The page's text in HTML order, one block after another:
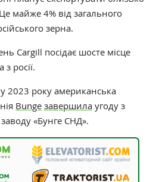
майже 4% від загального
зерна.
Cargill посідає шосте місце
росії.
2023 року американська
Bunge завершила угоду з
«‎Бунге СНД»‎.